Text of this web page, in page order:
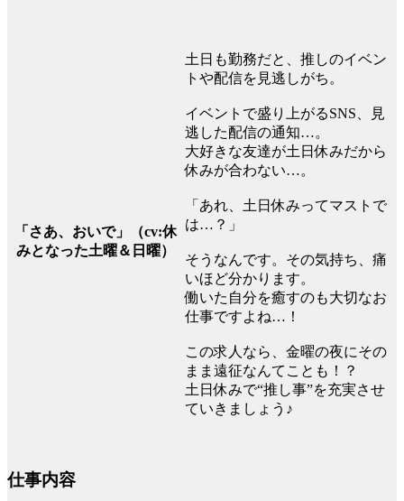
「さあ、おいで」（cv:休
みとなった土曜＆日曜）
土日も勤務だと、推しのイベン
トや配信を見逃しがち。
イベントで盛り上がるSNS、見
逃した配信の通知…。
大好きな友達が土日休みだから
休みが合わない…。
「あれ、土日休みってマストで
は…？」
そうなんです。その気持ち、痛
いほど分かります。
働いた自分を癒すのも大切なお
仕事ですよね…！
この求人なら、金曜の夜にその
まま遠征なんてことも！？
土日休みで“推し事”を充実させ
ていきましょう♪
仕事内容